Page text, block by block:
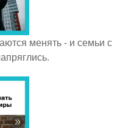
менять - и семьи с